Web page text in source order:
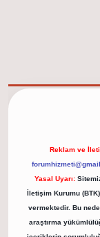
Reklam ve
Yasal Uyarı:
İletişim Kurumu
vermektedir. Bu
araştırma